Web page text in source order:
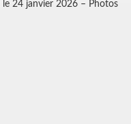
le 24 janvier 2026 – Photos